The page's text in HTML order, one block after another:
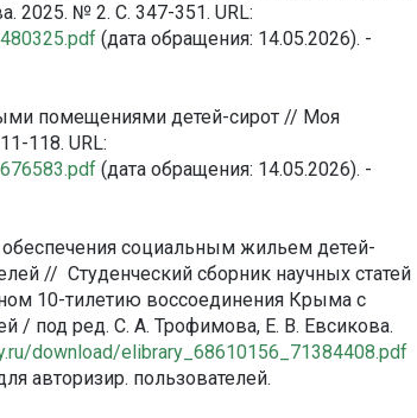
2025. № 2. С. 347-351. URL:
(дата обращения: 14.05.2026). -
помещениями детей-сирот // Моя
118. URL:
(дата обращения: 14.05.2026). -
социальным жильем детей-
// Студенческий сборник научных статей
10-тилетию воссоединения Крыма с
/ под ред. С. А. Трофимова, Е. В. Евсикова.
download/elibrary_68610156_71384408.pdf
авторизир. пользователей.